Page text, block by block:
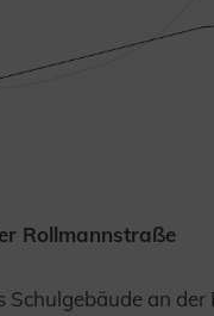
Rollmannstraße
Schulgebäude an